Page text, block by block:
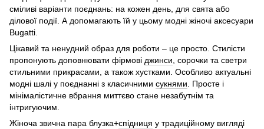
сміливі варіанти поєднань: на кожен день, для свята або
ділової події. А допомагають їй у цьому модні жіночі аксесуари
Bugatti.
Цікавий та ненудний образ для роботи – це просто. Стилісти
пропонують доповнювати фірмові джинси , сорочки та светри
стильними прикрасами, а також хустками. Особливо актуальні
модні шалі у поєднанні з класичними сукнями . Просте і
мінімалістичне вбрання миттєво стане незабутнім та
інтригуючим.
Жіноча звична пара блузка+спідниця у традиційному вигляді